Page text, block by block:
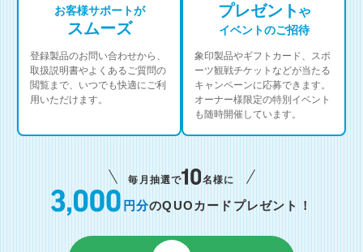
お客様サポートが
スムーズ
登録製品のお問い合わせから、
取扱説明書やよくあるご質問の
閲覧まで、いつでも快適にご利
用いただけます。
プレゼントや
イベントのご招待
象印製品やギフトカード、スポ
ーツ観戦チケットなどが当たる
キャンペーンに応募できます。
オーナー様限定の特別イベント
も随時開催しています。
毎月抽選で 名様に
円分のQUOカードプレゼント！